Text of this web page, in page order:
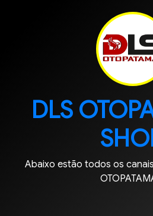
DLS
Abaixo estão todos os